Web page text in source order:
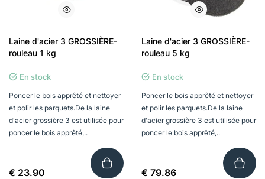
Laine d'acier 3 GROSSIÈRE-
rouleau 1 kg
En stock
Poncer le bois apprêté et nettoyer
et polir les parquets.De la laine
d'acier grossière 3 est utilisée pour
poncer le bois apprêté,..
€ 23.90
Laine d'acier 3 GROSSIÈRE-
rouleau 5 kg
En stock
Poncer le bois apprêté et nettoyer
et polir les parquets.De la laine
d'acier grossière 3 est utilisée pour
poncer le bois apprêté,..
€ 79.86